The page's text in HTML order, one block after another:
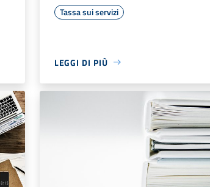
Tassa sui servizi
LEGGI DI PIÙ